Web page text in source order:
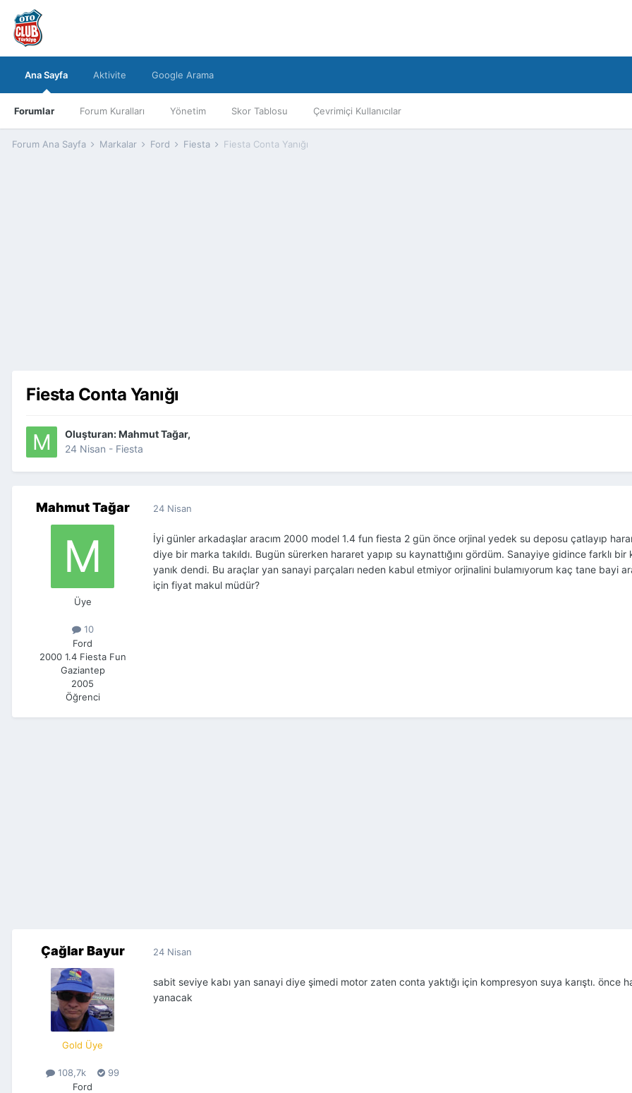
Ana Sayfa
Forumlar Forum Kuralları Yönetim Skor Tablosu Çevrimiçi Kullanıcılar
Aktivite Google Arama
Forum Ana Sayfa Markalar Ford Fiesta Fiesta Conta Yanığı
Fiesta Conta Yanığı
Oluşturan:Mahmut Tağar,
24 Nisan - Fiesta
Mahmut Tağar
Üye
10
Ford
2000 1.4 Fiesta Fun
Gaziantep
2005
Öğrenci
24 Nisan
İyi günler arkadaşlar aracım 2000 model 1.4 fun fiesta 2 gün önce orjinal yedek su deposu çatlayıp
diye bir marka takıldı. Bugün sürerken hararet yapıp su kaynattığını gördüm. Sanayiye gidince farklı
yanık dendi. Bu araçlar yan sanayi parçaları neden kabul etmiyor orjinalini bulamıyorum kaç tane bayi
için fiyat makul müdür?
Çağlar Bayur
Gold Üye
108,7k
99
Ford
24 Nisan
sabit seviye kabı yan sanayi diye şimedi motor zaten conta yaktığı için kompresyon suya karıştı.
yanacak